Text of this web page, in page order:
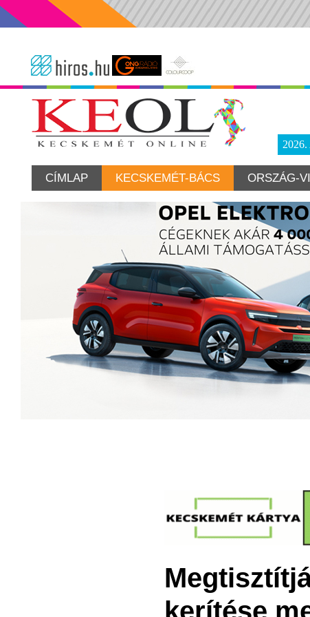
CÍMLAP KECSKEMÉT-BÁCS ORSZÁG-